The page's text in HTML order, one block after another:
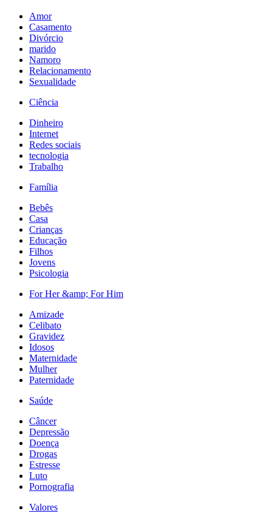
Amor
Casamento
Divórcio
marido
Namoro
Relacionamento
Sexualidade
Ciência
Dinheiro
Internet
Redes sociais
tecnologia
Trabalho
Família
Bebês
Casa
Crianças
Educação
Filhos
Jovens
Psicologia
For Her &amp; For Him
Amizade
Celibato
Gravidez
Idosos
Maternidade
Mulher
Paternidade
Saúde
Câncer
Depressão
Doença
Drogas
Estresse
Luto
Pornografia
Valores